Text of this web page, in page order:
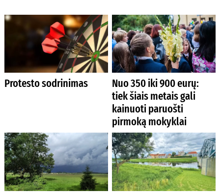
Protesto sodrinimas
Nuo 350 iki 900 eurų:
tiek šiais metais gali
kainuoti paruošti
pirmoką mokyklai